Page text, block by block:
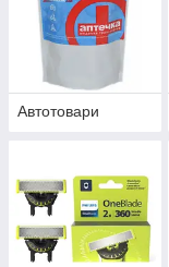
Автотовари